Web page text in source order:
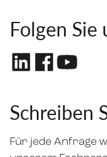
Folgen Sie
Schreiben
Für jede Anfrage